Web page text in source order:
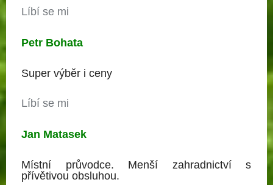
Líbí se mi
Petr Bohata
Super výběr i ceny
Líbí se mi
Jan Matasek
Místní průvodce. Menší zahradnictví s
přívětivou obsluhou.